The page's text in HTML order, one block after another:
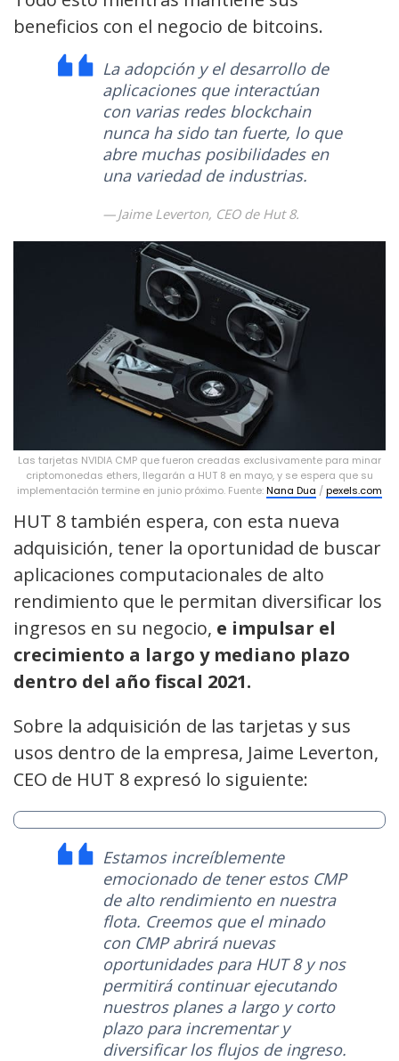
beneficios con el negocio de bitcoins.
La adopción y el desarrollo de
aplicaciones que interactúan
con varias redes blockchain
nunca ha sido tan fuerte, lo que
abre muchas posibilidades en
una variedad de industrias.
Jaime Leverton, CEO de Hut 8.
Las tarjetas NVIDIA CMP que fueron creadas exclusivamente para minar
criptomonedas ethers, llegarán a HUT 8 en mayo, y se espera que su
implementación termine en junio próximo. Fuente:Nana Dua /pexels.com
HUT 8 también espera, con esta nueva
adquisición, tener la oportunidad de buscar
aplicaciones computacionales de alto
rendimiento que le permitan diversificar los
ingresos en su negocio, e impulsar el
crecimiento a largo y mediano plazo
dentro del año fiscal 2021.
Sobre la adquisición de las tarjetas y sus
usos dentro de la empresa, Jaime Leverton,
CEO de HUT 8 expresó lo siguiente:
Estamos increíblemente
emocionado de tener estos CMP
de alto rendimiento en nuestra
flota. Creemos que el minado
con CMP abrirá nuevas
oportunidades para HUT 8 y nos
permitirá continuar ejecutando
nuestros planes a largo y corto
plazo para incrementar y
diversificar los flujos de ingreso.